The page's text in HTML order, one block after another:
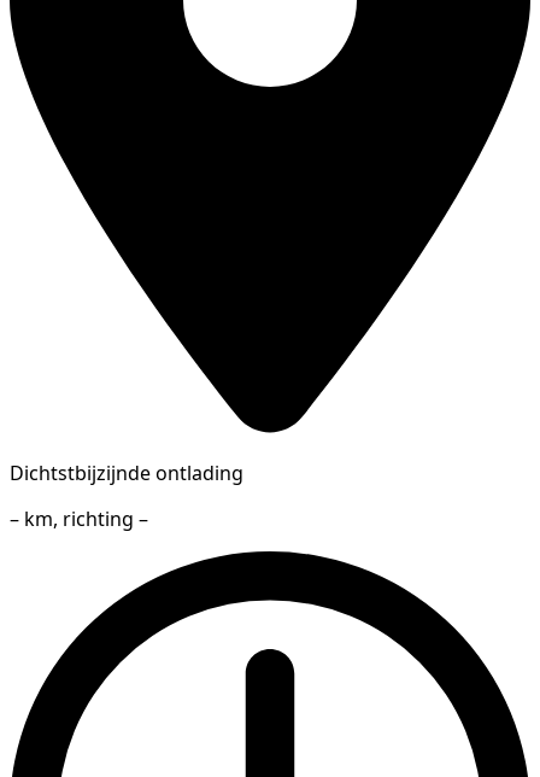
Dichtstbijzijnde ontlading
– km, richting –